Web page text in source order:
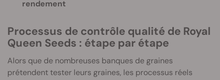
rendement
Processus de contrôle qualité de Royal
Queen Seeds : étape par étape
Alors que de nombreuses banques de graines
prétendent tester leurs graines, les processus réels